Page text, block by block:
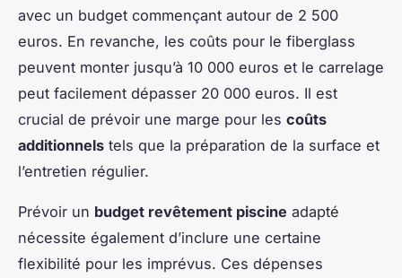
avec un budget commençant autour de 2 500
euros. En revanche, les coûts pour le fiberglass
peuvent monter jusqu’à 10 000 euros et le carrelage
peut facilement dépasser 20 000 euros. Il est
crucial de prévoir une marge pour les coûts
additionnels tels que la préparation de la surface et
l’entretien régulier.
Prévoir un budget revêtement piscine adapté
nécessite également d’inclure une certaine
flexibilité pour les imprévus. Ces dépenses